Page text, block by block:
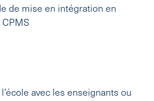
de mise en intégration en
avec les enseignants ou